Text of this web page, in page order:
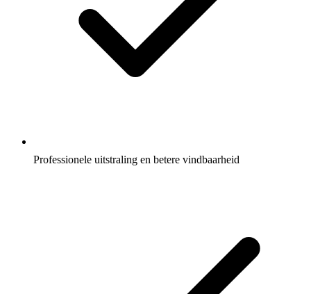
Professionele uitstraling en betere vindbaarheid